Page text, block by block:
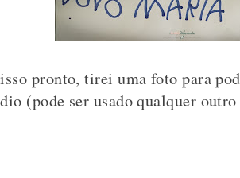
pronto, tirei uma foto para
(pode ser usado qualquer